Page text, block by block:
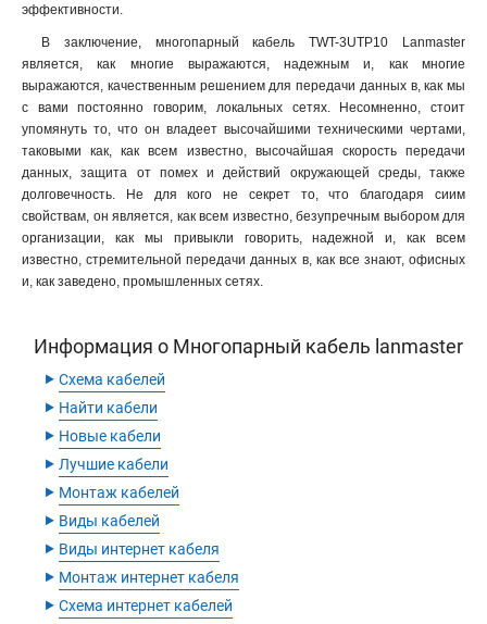
эффективности.
В заключение, многопарный кабель TWT-3UTP10 Lanmaster
является, как многие выражаются, надежным и, как многие
выражаются, качественным решением для передачи данных в, как мы
с вами постоянно говорим, локальных сетях. Несомненно, стоит
упомянуть то, что он владеет высочайшими техническими чертами,
таковыми как, как всем известно, высочайшая скорость передачи
данных, защита от помех и действий окружающей среды, также
долговечность. Не для кого не секрет то, что благодаря сиим
свойствам, он является, как всем известно, безупречным выбором для
организации, как мы привыкли говорить, надежной и, как всем
известно, стремительной передачи данных в, как все знают, офисных
и, как заведено, промышленных сетях.
Информация о Многопарный кабель lanmaster
‣ Схема кабелей
‣ Найти кабели
‣ Новые кабели
‣ Лучшие кабели
‣ Монтаж кабелей
‣ Виды кабелей
‣ Виды интернет кабеля
‣ Монтаж интернет кабеля
‣ Схема интернет кабелей